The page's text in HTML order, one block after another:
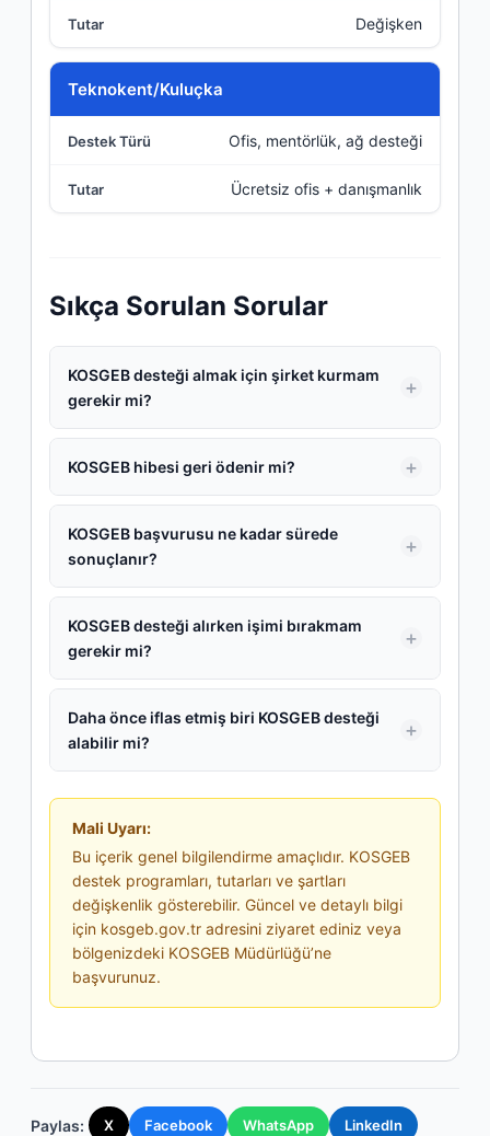
Değişken
Teknokent/Kuluçka
Ofis, mentörlük, ağ desteği
Ücretsiz ofis + danışmanlık
Sıkça Sorulan Sorular
KOSGEB desteği almak için şirket kurmam
gerekir mi?
KOSGEB hibesi geri ödenir mi?
KOSGEB başvurusu ne kadar sürede
sonuçlanır?
KOSGEB desteği alırken işimi bırakmam
gerekir mi?
Daha önce iflas etmiş biri KOSGEB desteği
alabilir mi?
Mali Uyarı:
Bu içerik genel bilgilendirme amaçlıdır. KOSGEB
destek programları, tutarları ve şartları
değişkenlik gösterebilir. Güncel ve detaylı bilgi
için kosgeb.gov.tr adresini ziyaret ediniz veya
bölgenizdeki KOSGEB Müdürlüğü’ne
başvurunuz.
Paylas: X Facebook WhatsApp LinkedIn